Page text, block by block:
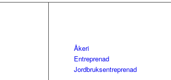
Åkeri
Entreprenad
Jordbruksentreprenad